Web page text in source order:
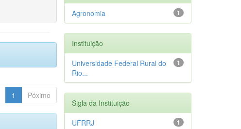
1 Póximo
1
Agronomia
Instituição
1
Universidade Federal Rural do
Rio...
Sigla da Instituição
1
UFRRJ